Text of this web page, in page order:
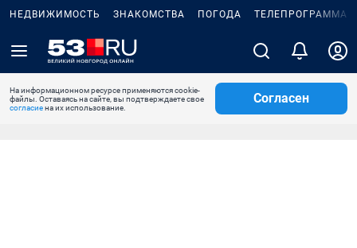
НЕДВИЖИМОСТЬ ЗНАКОМСТВА ПОГОДА ТЕЛЕПРОГРАММА
На информационном ресурсе применяются cookie-
файлы. Оставаясь на сайте, вы подтверждаете свое
согласиена их использование.
Согласен